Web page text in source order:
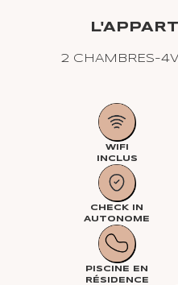
2 CHAMBRES-4
WIFI
INCLUS
CHECK IN
AUTONOME
PISCINE EN
RÉSIDENCE